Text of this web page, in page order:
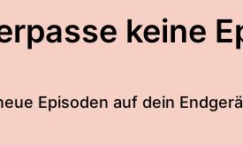
keine
Episoden auf dein